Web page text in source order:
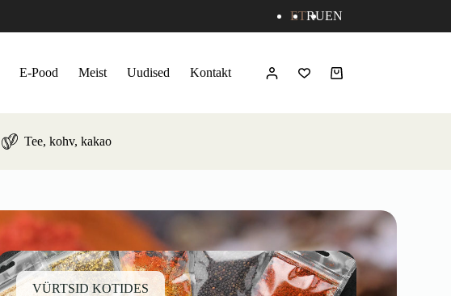
ETRUEN
E-Pood Meist Uudised Kontakt
Tee, kohv, kakao
VÜRTSID KOTIDES